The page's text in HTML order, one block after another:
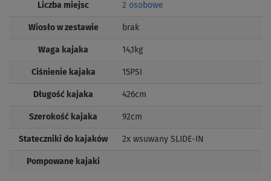
Liczba miejsc 2 osobowe
Wiosło w zestawie brak
Waga kajaka 14,1kg
Ciśnienie kajaka 15PSI
Długość kajaka 426cm
Szerokość kajaka 92cm
Stateczniki do kajaków 2x wsuwany SLIDE-IN
Pompowane kajaki